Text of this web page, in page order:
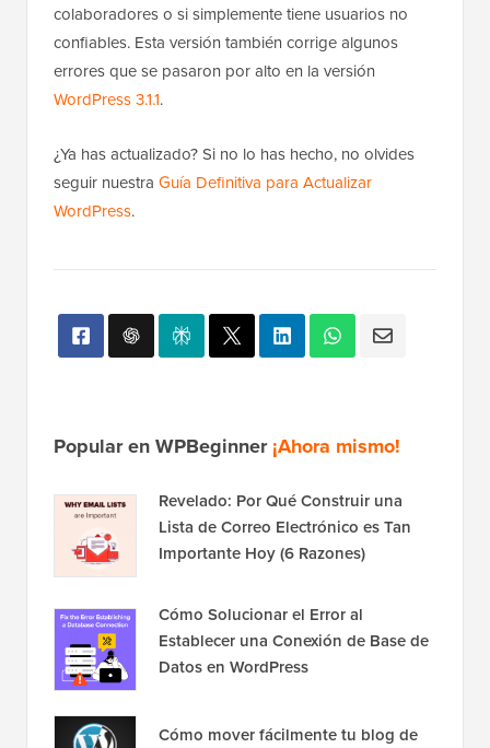
colaboradores o si simplemente tiene usuarios no
confiables. Esta versión también corrige algunos
errores que se pasaron por alto en la versión
WordPress 3.1.1.
¿Ya has actualizado? Si no lo has hecho, no olvides
seguir nuestra Guía Definitiva para Actualizar
WordPress.
Popular en WPBeginner¡Ahora mismo!
Revelado: Por Qué Construir una
Lista de Correo Electrónico es Tan
Importante Hoy (6 Razones)
Cómo Solucionar el Error al
Establecer una Conexión de Base de
Datos en WordPress
Cómo mover fácilmente tu blog de